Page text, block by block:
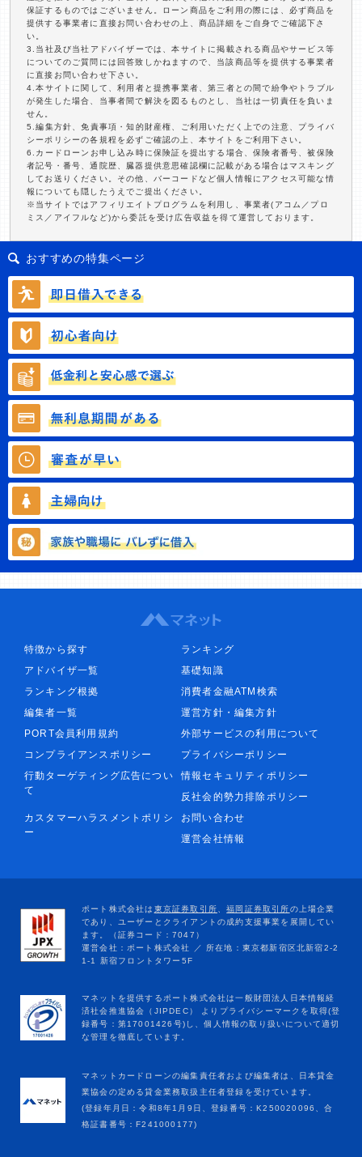
保証するものではございません。ローン商品をご利用の際には、必ず商品を
提供する事業者に直接お問い合わせの上、商品詳細をご自身でご確認下さ
い。
3.当社及び当社アドバイザーでは、本サイトに掲載される商品やサービス等
についてのご質問には回答致しかねますので、当該商品等を提供する事業者
に直接お問い合わせ下さい。
4.本サイトに関して、利用者と提携事業者、第三者との間で紛争やトラブル
が発生した場合、当事者間で解決を図るものとし、当社は一切責任を負いま
せん。
5.編集方針、免責事項・知的財産権、ご利用いただく上での注意、プライバ
シーポリシーの各規程を必ずご確認の上、本サイトをご利用下さい。
6.カードローンお申し込み時に保険証を提出する場合、保険者番号、被保険
者記号・番号、通院歴、臓器提供意思確認欄に記載がある場合はマスキング
してお送りください。その他、バーコードなど個人情報にアクセス可能な情
報についても隠したうえでご提出ください。
※当サイトではアフィリエイトプログラムを利用し、事業者(アコム／プロ
ミス／アイフルなど)から委託を受け広告収益を得て運営しております。
おすすめの特集ページ
特徴から探す
ランキング
アドバイザ一覧
基礎知識
ランキング根拠
消費者金融ATM検索
編集者一覧
運営方針・編集方針
PORT会員利用規約
外部サービスの利用について
コンプライアンスポリシー
プライバシーポリシー
行動ターゲティング広告につい
て
情報セキュリティポリシー
反社会的勢力排除ポリシー
カスタマーハラスメントポリシ
ー
お問い合わせ
運営会社情報
マネットカードローンの編集責任者および編集者は、日本貸金
業協会の定める貸金業務取扱主任者登録を受けています。
(登録年月日：令和8年1月9日、登録番号：K250020096、合
格証書番号：F241000177)